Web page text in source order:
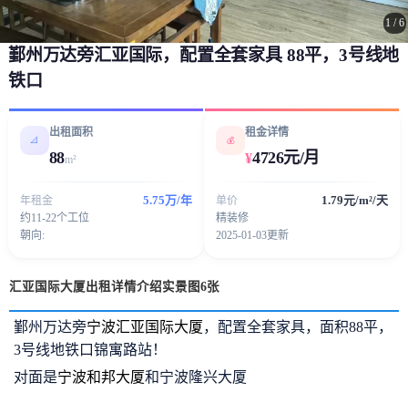
1 /6
鄞州万达旁汇亚国际，配置全套家具 ​88平，3号线地
铁口
📐
出租面积
88m²
年租金 5.75万/年
约11-22个工位
朝向:
💰
租金详情
¥4726元/月
单价 1.79元/m²/天
精装修
2025-01-03更新
汇亚国际大厦出租详情介绍实景图6张
鄞州万达旁宁波汇亚国际大厦，配置全套家具，面积88平，
3号线地铁口锦寓路站！
对面是宁波和邦大厦和宁波隆兴大厦